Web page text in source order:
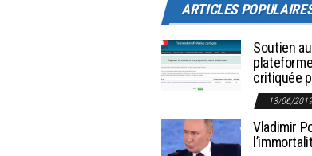
ARTICLES
Soutien
critiquée
13/06/2019
Vladimir